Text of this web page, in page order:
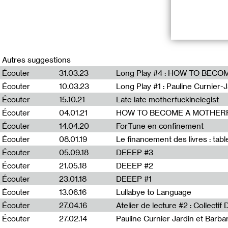
Cet atelier,
avons abordé
kaléidoscope,
philosophique
question.
Cet atelier de
Printemps des
mener
société » –
désigner le
dans le cadre
humaines et
soin.
Autres suggestions
Écouter
31.03.23
Écouter
10.03.23 Long Play #1 : Pauline
Écouter
15.10.21 Late late motherfuckinelegist
Écouter
04.01.21 HOW TO BECOME A
Écouter
14.04.20 ForTune en confinement
Écouter
08.01.19 Le financement des livres :
Écouter
05.09.18 DEEEP #3
Écouter
21.05.18 DEEEP #2
Écouter
23.01.18 DEEEP #1
Écouter
13.06.16 Lullabye to Language
Écouter
27.04.16 Atelier de lecture #2 : Collectif
Écouter
27.02.14 Pauline Curnier Jardin et